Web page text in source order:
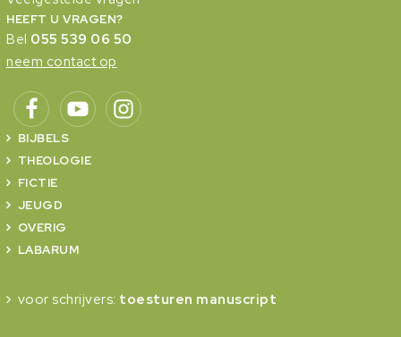
HEEFT U VRAGEN?
Bel 055 539 06 50
neem contact op
BIJBELS
THEOLOGIE
FICTIE
JEUGD
OVERIG
LABARUM
voor schrijvers: toesturen manuscript